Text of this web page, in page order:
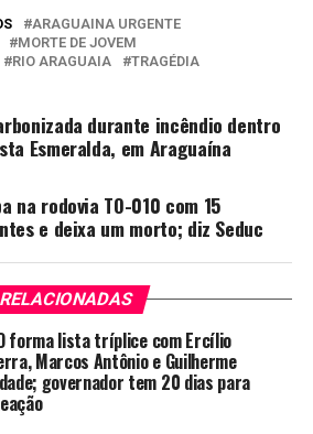
ARAGUAINA URGENTE
MORTE DE JOVEM
RIO ARAGUAIA TRAGÉDIA
durante incêndio dentro
Esmeralda, em Araguaína
na rodovia TO-010 com 15
e deixa um morto; diz Seduc
RELACIONADAS
forma lista tríplice com Ercílio
Marcos Antônio e Guilherme
governador tem 20 dias para